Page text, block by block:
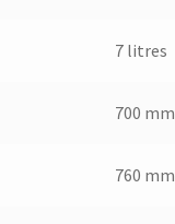
7 litres
700 mm
760 mm